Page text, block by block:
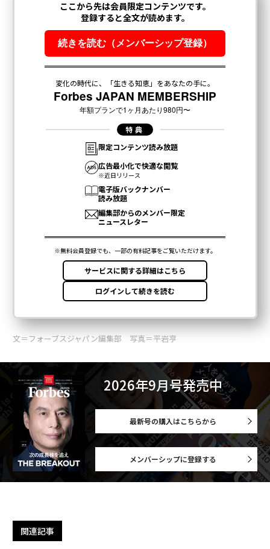
文＝フォーブスジャパン編集部 写真＝平岩亨
2026年9月号発売中
最新号の購入はこちらから
メンバーシップに登録する
関連記事